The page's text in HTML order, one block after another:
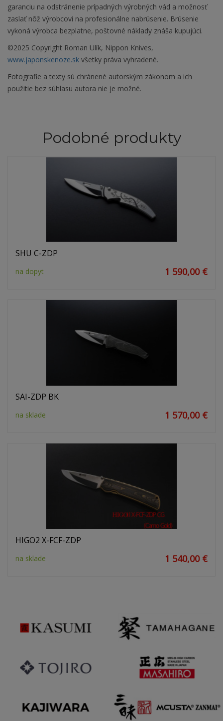
garanciu na odstránenie prípadných výrobných vád a možnosť
zaslať nôž výrobcovi na profesionálne nabrúsenie. Brúsenie
vykoná výrobca bezplatne, poštovné náklady znáša kupujúci.
©2025 Copyright Roman Ulík, Nippon Knives,
www.japonskenoze.sk všetky práva vyhradené.
Fotografie a texty sú chránené autorským zákonom a ich
použitie bez súhlasu autora nie je možné.
Podobné produkty
SHU C-ZDP
na dopyt 1 590,00 €
SAI-ZDP BK
na sklade 1 570,00 €
HIGO2 X-FCF-ZDP
na sklade 1 540,00 €